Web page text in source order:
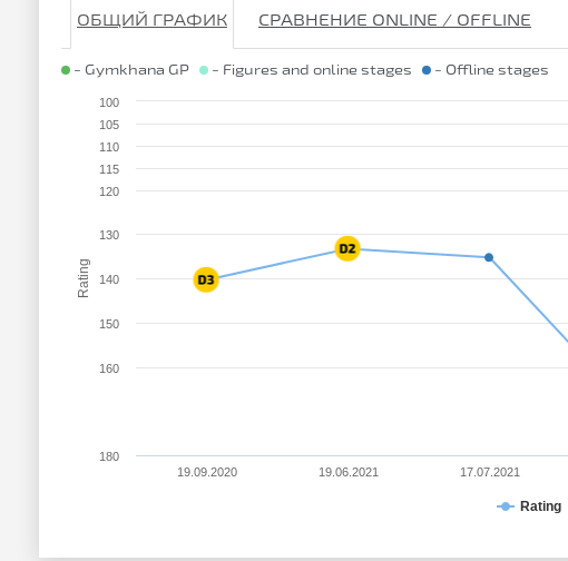
ОБЩИЙ ГРАФИК СРАВНЕНИЕ ONLINE / OFFLINE
- Gymkhana GP - Figures and online stages - Offline stages
Rating
Rating
19.09.2020 19.06.2021 17.07.2021
100
105
110
115
120
130
140
150
160
180